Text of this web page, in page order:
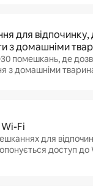
для
з домашніми
помешкань, де
з домашніми
Wi-Fi
для
доступ до